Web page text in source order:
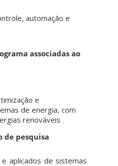
automação e
associadas ao
e
de energia, com
renováveis
de pesquisa
aplicados de sistemas